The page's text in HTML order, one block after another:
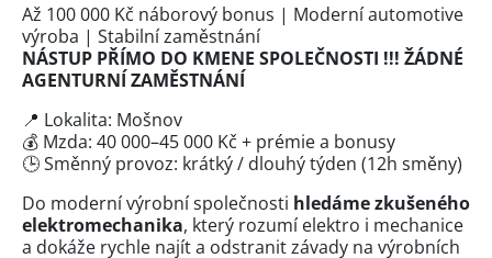
Až 100 000 Kč náborový bonus | Moderní automotive
výroba | Stabilní zaměstnání
NÁSTUP PŘÍMO DO KMENE SPOLEČNOSTI !!! ŽÁDNÉ
AGENTURNÍ ZAMĚSTNÁNÍ
📍 Lokalita: Mošnov
💰 Mzda: 40 000–45 000 Kč + prémie a bonusy
🕒 Směnný provoz: krátký / dlouhý týden (12h směny)
Do moderní výrobní společnosti hledáme zkušeného
elektromechanika, který rozumí elektro i mechanice
a dokáže rychle najít a odstranit závady na výrobních